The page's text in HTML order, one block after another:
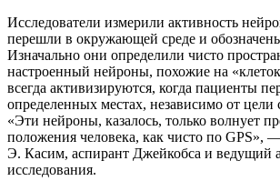
Исследователи измерили активность
перешли в окружающей среде и
Изначально они определили чисто
настроенный нейроны, похожие на
всегда активизируются, когда пациенты
определенных местах, независимо от цели
«Эти нейроны, казалось, только волнует
положения человека, как чисто по GPS»,
Э. Касим, аспирант Джейкобса и ведущий
исследования.